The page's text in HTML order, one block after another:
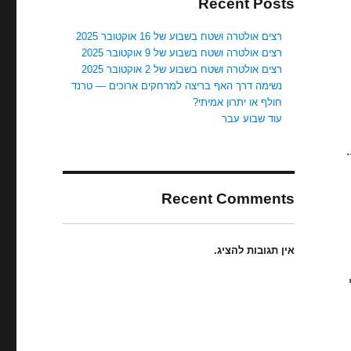
Recent Posts
רצים אולטרה ושטח בשבוע של 16 אוקטובר 2025
רצים אולטרה ושטח בשבוע של 9 אוקטובר 2025
רצים אולטרה ושטח בשבוע של 2 אוקטובר 2025
נשימה דרך האף בריצה למרחקים ארוכים — טרנד
חולף או יתרון אמיתי?
עוד שבוע עבר
Recent Comments
אין תגובות להציג.